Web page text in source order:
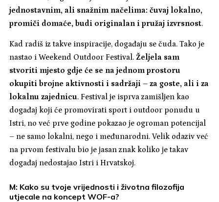
jednostavnim, ali snažnim načelima: čuvaj lokalno,
promiči domaće, budi originalan i pružaj izvrsnost.
Kad radiš iz takve inspiracije, događaju se čuda. Tako je
nastao i Weekend Outdoor Festival.Željela sam
stvoriti mjesto gdje će se na jednom prostoru
okupiti brojne aktivnosti i sadržaji – za goste, ali i za
lokalnu zajednicu. Festival je isprva zamišljen kao
događaj koji će promovirati sport i outdoor ponudu u
Istri, no već prve godine pokazao je ogroman potencijal
– ne samo lokalni, nego i međunarodni. Velik odaziv već
na prvom festivalu bio je jasan znak koliko je takav
događaj nedostajao Istri i Hrvatskoj.
M: Kako su tvoje vrijednosti i životna filozofija
utjecale na koncept WOF-a?